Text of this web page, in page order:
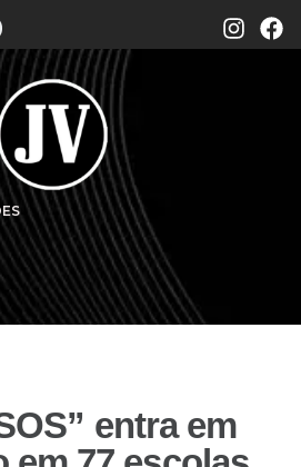
entra em